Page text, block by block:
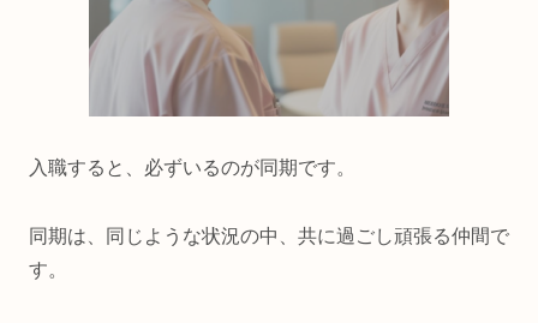
入職すると、必ずいるのが同期です。
同期は、同じような状況の中、共に過ごし頑張る仲間で
す。